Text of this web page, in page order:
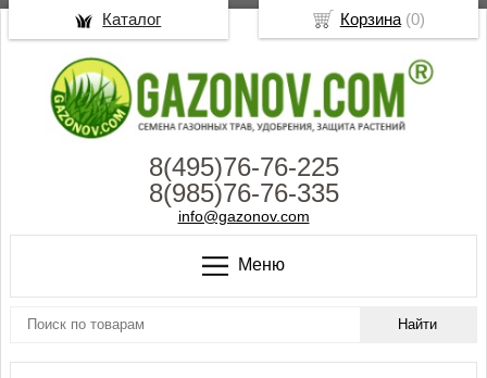
8(495)76-76-225
8(985)76-76-335
info@gazonov.com
Меню
Корзина(0)
Каталог